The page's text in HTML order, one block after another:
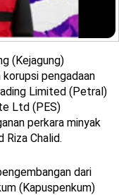
(Kejagung)
pengadaan
Limited (Petral)
Ltd (PES)
perkara minyak
Riza Chalid.
dari
(Kapuspenkum)